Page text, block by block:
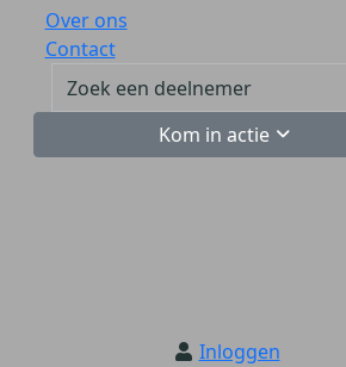
Over ons
Contact
Kom in actie
Inloggen